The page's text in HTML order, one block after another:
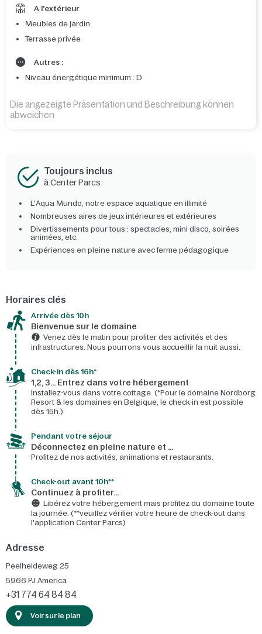
A l'extérieur
Meubles de jardin
Terrasse privée
Autres :
Niveau énergétique minimum : D
Die angezeigte Präsentation und Beschreibung können
abweichen
Toujours inclus
à Center Parcs
L'Aqua Mundo, notre espace aquatique en illimité
Nombreuses aires de jeux intérieures et extérieures
Divertissements pour tous : spectacles, mini disco, soirées
animées, etc.
Expériences en pleine nature avec ferme pédagogique
Horaires clés
Arrivée dès 10h​
Bienvenue sur le domaine​
Venez dès le matin pour profiter des activités et des
infrastructures. Nous pourrons vous accueillir la nuit aussi.
Check-in dès 16h*​
1,2, 3… Entrez dans votre hébergement
Installez-vous dans votre cottage. (*Pour le domaine Nordborg
Resort & les domaines en Belgique, le check-in est possible
dès 15h.)
Pendant votre séjour
Déconnectez en pleine nature et …
Profitez de nos activités, animations et restaurants.
Check-out avant 10h**
Continuez à profiter…
Libérez votre hébergement mais profitez du domaine toute
la journée. (**veuillez vérifier votre heure de check-out dans
l'application Center Parcs)
Adresse
Peelheideweg 25
5966 PJ America
+31 774 64 84 84
Voir sur le plan